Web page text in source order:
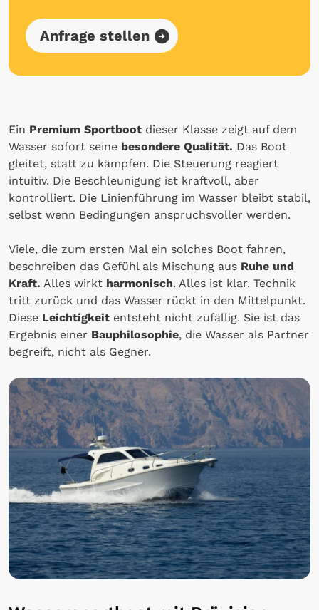
Anfrage stellen
Ein Premium Sportboot dieser Klasse zeigt auf dem
Wasser sofort seine besondere Qualität. Das Boot
gleitet, statt zu kämpfen. Die Steuerung reagiert
intuitiv. Die Beschleunigung ist kraftvoll, aber
kontrolliert. Die Linienführung im Wasser bleibt stabil,
selbst wenn Bedingungen anspruchsvoller werden.
Viele, die zum ersten Mal ein solches Boot fahren,
beschreiben das Gefühl als Mischung aus Ruhe und
Kraft. Alles wirkt harmonisch. Alles ist klar. Technik
tritt zurück und das Wasser rückt in den Mittelpunkt.
Diese Leichtigkeit entsteht nicht zufällig. Sie ist das
Ergebnis einer Bauphilosophie, die Wasser als Partner
begreift, nicht als Gegner.